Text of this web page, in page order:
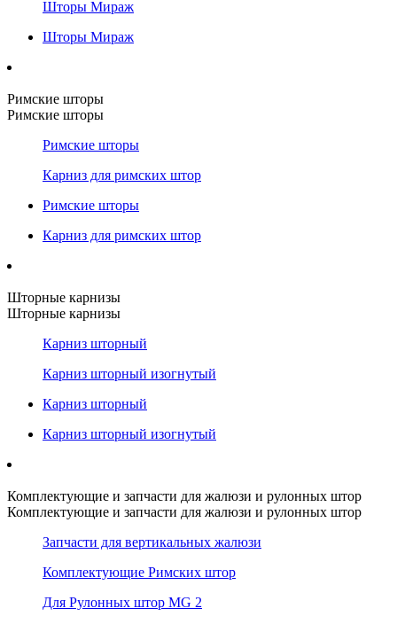
Шторы Мираж
Шторы Мираж
Римские шторы
Римские шторы
Римские шторы
Карниз для римских штор
Римские шторы
Карниз для римских штор
Шторные карнизы
Шторные карнизы
Карниз шторный
Карниз шторный изогнутый
Карниз шторный
Карниз шторный изогнутый
Комплектующие и запчасти для жалюзи и рулонных штор
Комплектующие и запчасти для жалюзи и рулонных штор
Запчасти для вертикальных жалюзи
Комплектующие Римских штор
Для Рулонных штор MG 2